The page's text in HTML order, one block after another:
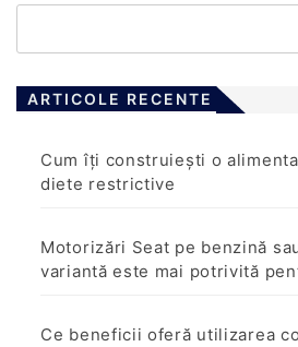
ARTICOLE RECENTE
Cum îți construiești o
diete restrictive
Motorizări Seat pe benzină
variantă este mai potrivită
Ce beneficii oferă utilizarea